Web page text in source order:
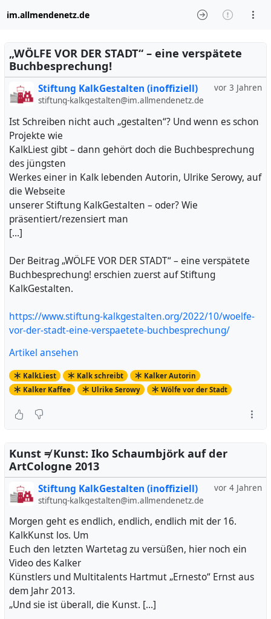
im.allmendenetz.de
„WÖLFE VOR DER STADT“ – eine verspätete
Buchbesprechung!
vor 3 Jahren
Stiftung KalkGestalten (inoffiziell)
stiftung-kalkgestalten@im.allmendenetz.de
Ist Schreiben nicht auch „gestalten“? Und wenn es schon
Projekte wie
KalkLiest gibt – dann gehört doch die Buchbesprechung
des jüngsten
Werkes einer in Kalk lebenden Autorin, Ulrike Serowy, auf
die Webseite
unserer Stiftung KalkGestalten – oder? Wie
präsentiert/rezensiert man
[…]
Der Beitrag „WÖLFE VOR DER STADT“ – eine verspätete
Buchbesprechung! erschien zuerst auf Stiftung
KalkGestalten.
https://www.stiftung-kalkgestalten.org/2022/10/woelfe-
vor-der-stadt-eine-verspaetete-buchbesprechung/
Artikel ansehen
KalkLiest Kalk schreibt
Kalker Autorin
Kalker Kaffee
Ulrike Serowy Wölfe vor der Stadt
Kunst ≠ Kunst: Iko Schaumbjörk auf der
ArtCologne 2013
vor 4 Jahren
Stiftung KalkGestalten (inoffiziell)
stiftung-kalkgestalten@im.allmendenetz.de
Morgen geht es endlich, endlich, endlich mit der 16.
KalkKunst los. Um
Euch den letzten Wartetag zu versüßen, hier noch ein
Video des Kalker
Künstlers und Multitalents Hartmut „Ernesto“ Ernst aus
dem Jahr 2013.
„Und sie ist überall, die Kunst. […]